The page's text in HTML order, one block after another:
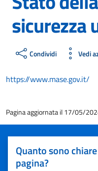
sicurezza
Condividi Vedi
https://www.mase.gov.it/
Pagina aggiornata il 17/05/
Quanto sono
pagina?